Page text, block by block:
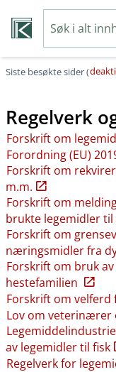
Siste besøkte sider (
Regelverk
Forskrift om
Forordning (EU)
Forskrift om
m.m.
Forskrift om
brukte legemidler
Forskrift om
næringsmidler fra
Forskrift om bruk
hestefamilien
Forskrift om
Lov om veterinærer
av legemidler til fisk
Regelverk for